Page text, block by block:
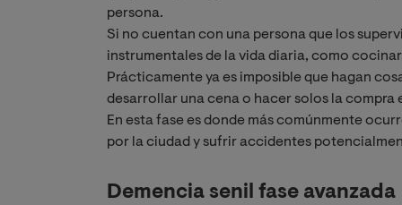
persona.
Si no cuentan con una persona que los
instrumentales de la vida diaria, como
Prácticamente ya es imposible que hagan
desarrollar una cena o hacer solos la compra
En esta fase es donde más comúnmente
por la ciudad y sufrir accidentes
Demencia senil fase avanzada